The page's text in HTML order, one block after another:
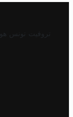
تروفيت تونس